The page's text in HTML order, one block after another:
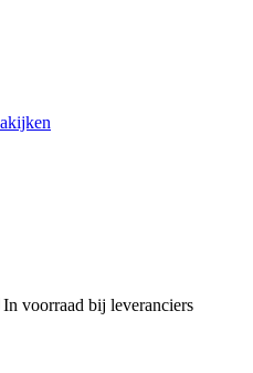
In voorraad bij leveranciers